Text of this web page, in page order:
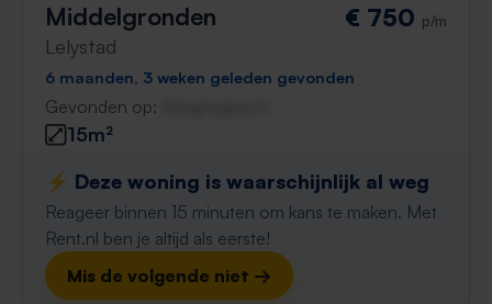
Middelgronden
Lelystad
€ 750 p/m
6 maanden, 3 weken geleden gevonden
Gevonden op:
15m²
⚡️ Deze woning is waarschijnlijk al weg
Reageer binnen 15 minuten om kans te maken. Met
Rent.nl ben je altijd als eerste!
Mis de volgende niet →